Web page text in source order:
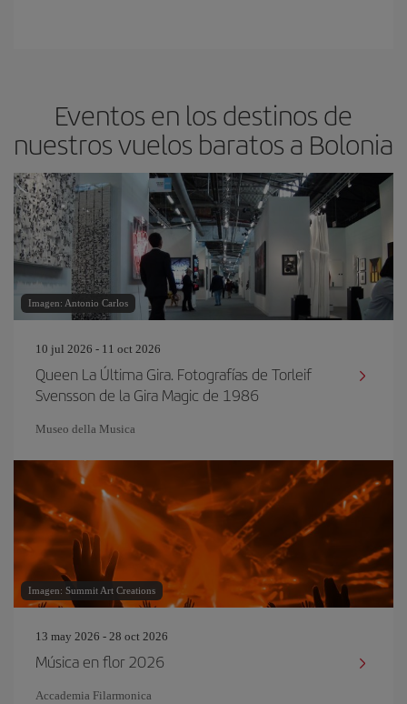
Eventos en los destinos de
nuestros vuelos baratos a Bolonia
Imagen: Antonio Carlos
10 jul 2026 - 11 oct 2026
Queen La Última Gira. Fotografías de Torleif
Svensson de la Gira Magic de 1986
Museo della Musica
Imagen: Summit Art Creations
13 may 2026 - 28 oct 2026
Música en flor 2026
Accademia Filarmonica